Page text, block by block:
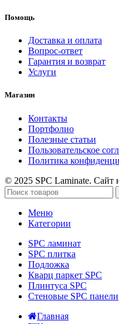
Помощь
Доставка и оплата
Вопрос-ответ
Гарантия и возврат
Услуги
Магазин
Контакты
Портфолио
Полезные статьи
Пользовательское
Политика
© 2025 SPC Laminate. Сайт
Меню
Категории
SPC ламинат
SPC плитка
Подложка
Кварц паркет SPC
Плинтуса SPC
Стеновые SPC панели
Главная